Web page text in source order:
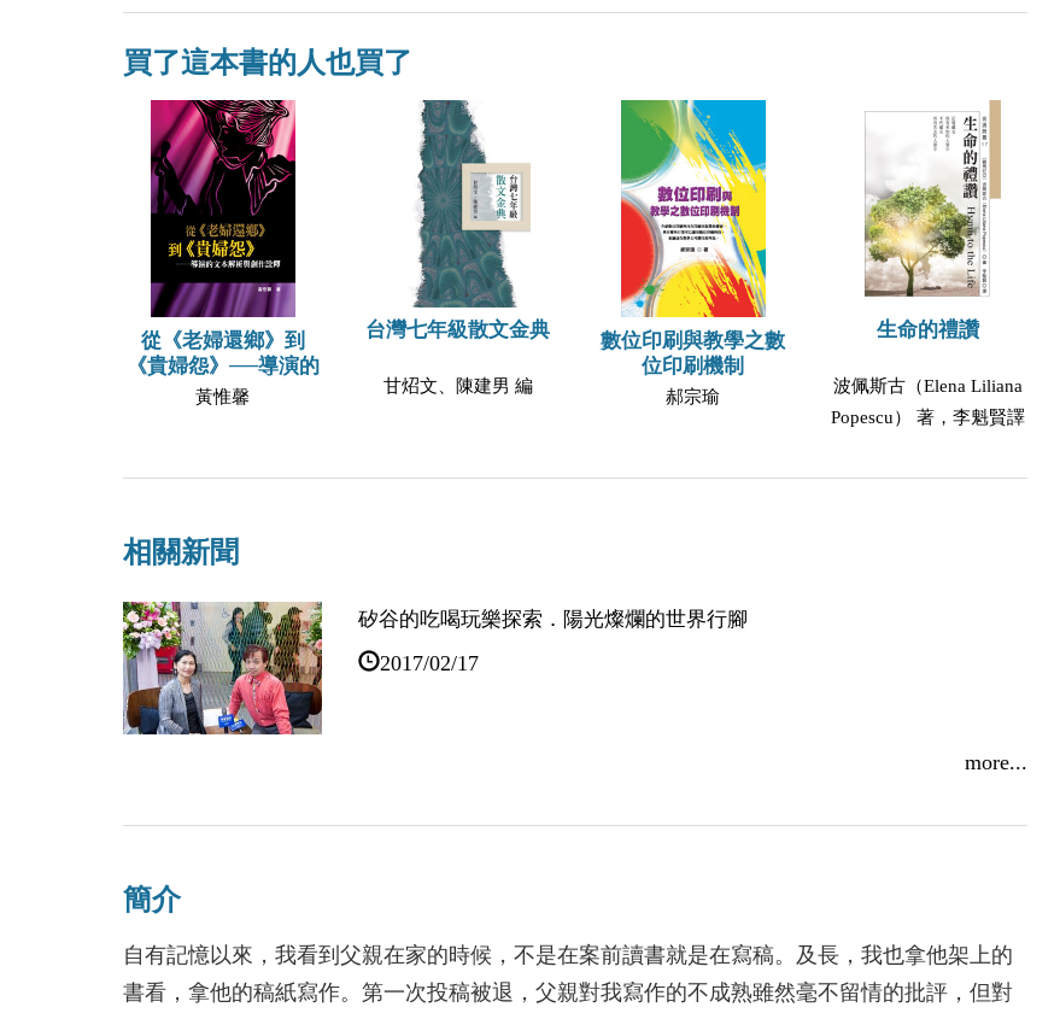
買了這本書的人也買了
從《老婦還鄉》到
《貴婦怨》──導演的
黃惟馨
台灣七年級散文金典
甘炤文、陳建男 編
數位印刷與教學之數
位印刷機制
郝宗瑜
生命的禮讚
波佩斯古（Elena Liliana
Popescu） 著，李魁賢譯
相關新聞
矽谷的吃喝玩樂探索．陽光燦爛的世界行腳
2017/02/17
2017/01/11
2016/06/29
more...
簡介
自有記憶以來，我看到父親在家的時候，不是在案前讀書就是在寫稿。及長，我也拿他架上的
書看，拿他的稿紙寫作。第一次投稿被退，父親對我寫作的不成熟雖然毫不留情的批評，但對